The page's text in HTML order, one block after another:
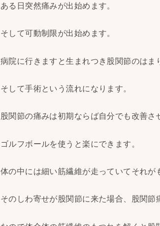
ある日突然痛みが出始めます。
そして可動制限が出始めます。
病院に行きますと生まれつき股関節のはま
そして手術という流れになります。
股関節の痛みは初期ならば自分でも改善さ
ゴルフボールを使うと楽にできます。
体の中には細い筋繊維が走っていてそれが
そのしわ寄せが股関節に来た場合、股関節